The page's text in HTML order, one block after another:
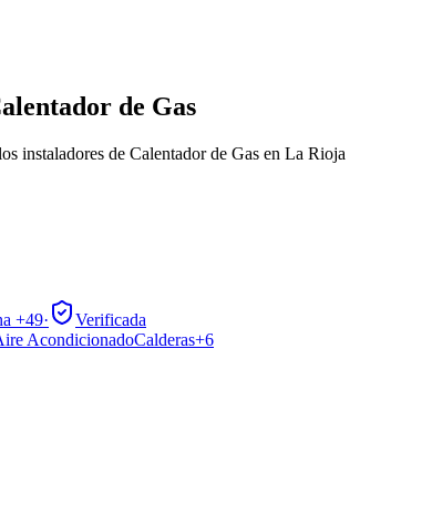
de Gas
instaladores de Calentador de Gas en La Rioja
+49·
Verificada
AcondicionadoCalderas+6